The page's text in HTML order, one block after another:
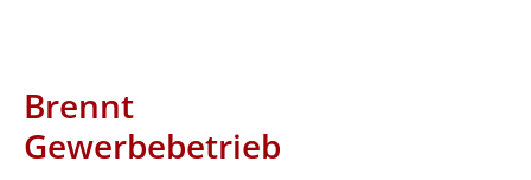
Brennt
Gewerbebetrieb